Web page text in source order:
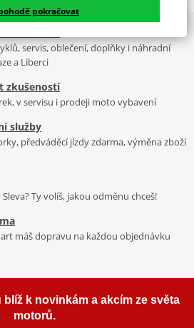
společnost dodávajícíkvalitní ložiska
produkty jsou vyráběny a dodávány
lidmi kteří opravdu rozumějí
značky All Balls Racing
servis, oblečení, doplňky i náhradní
a Liberci
zkušeností
v servisu i prodeji moto vybavení
služby
předváděcí jízdy zdarma, výměna zboží
Sleva? Ty volíš, jakou odměnu chceš!
máš dopravu na každou objednávku
k novinkám a akcím ze světa
motorů.
pokračovat